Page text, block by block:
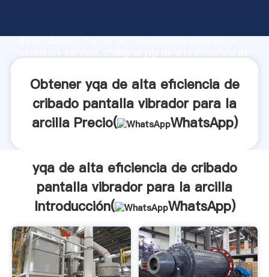
de producción, fuerza de investigación avanzada y
crea el valor y aporta valores a todos los clientes.
Obtener yqa de alta eficiencia de
cribado pantalla vibrador para la
arcilla Precio(
WhatsApp)
yqa de alta eficiencia de cribado
pantalla vibrador para la arcilla
Introducción(
WhatsApp)